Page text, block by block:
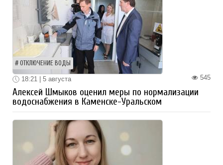
ОТКЛЮЧЕНИЕ ВОДЫ
545
18:21 | 5 августа
Алексей Шмыков оценил меры по нормализации
водоснабжения в Каменске-Уральском